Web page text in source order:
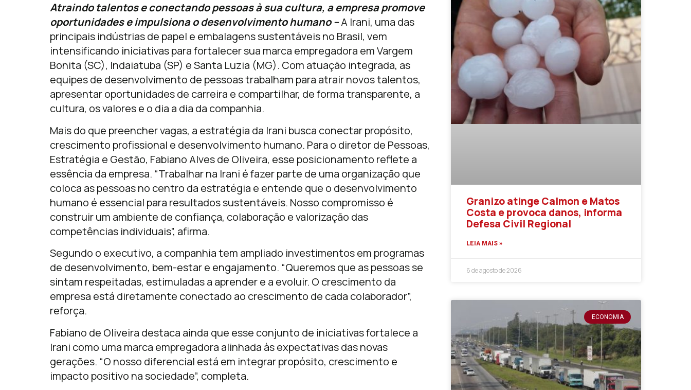
Atraindo talentos e conectando pessoas à sua cultura, a empresa promove
oportunidades e impulsiona o desenvolvimento humano –A Irani, uma das
principais indústrias de papel e embalagens sustentáveis no Brasil, vem
intensificando iniciativas para fortalecer sua marca empregadora em Vargem
Bonita (SC), Indaiatuba (SP) e Santa Luzia (MG). Com atuação integrada, as
equipes de desenvolvimento de pessoas trabalham para atrair novos talentos,
apresentar oportunidades de carreira e compartilhar, de forma transparente, a
cultura, os valores e o dia a dia da companhia.
Mais do que preencher vagas, a estratégia da Irani busca conectar propósito,
crescimento profissional e desenvolvimento humano. Para o diretor de Pessoas,
Estratégia e Gestão, Fabiano Alves de Oliveira, esse posicionamento reflete a
essência da empresa. “Trabalhar na Irani é fazer parte de uma organização que
coloca as pessoas no centro da estratégia e entende que o desenvolvimento
humano é essencial para resultados sustentáveis. Nosso compromisso é
construir um ambiente de confiança, colaboração e valorização das
competências individuais”, afirma.
Segundo o executivo, a companhia tem ampliado investimentos em programas
de desenvolvimento, bem-estar e engajamento. “Queremos que as pessoas se
sintam respeitadas, estimuladas a aprender e a evoluir. O crescimento da
empresa está diretamente conectado ao crescimento de cada colaborador”,
reforça.
Fabiano de Oliveira destaca ainda que esse conjunto de iniciativas fortalece a
Irani como uma marca empregadora alinhada às expectativas das novas
gerações. “O nosso diferencial está em integrar propósito, crescimento e
impacto positivo na sociedade”, completa.
Granizo atinge Calmon e Matos
Costa e provoca danos, informa
Defesa Civil Regional
LEIA MAIS »
6 de agosto de 2026
ECONOMIA